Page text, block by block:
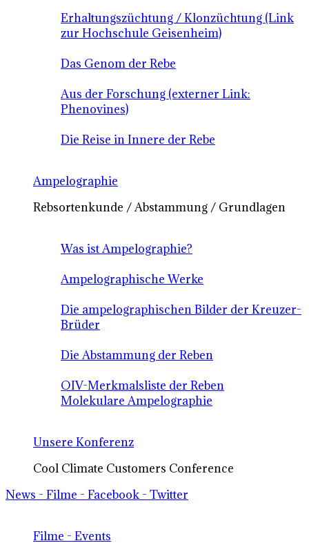
Erhaltungszüchtung / Klonzüchtung (Link
zur Hochschule Geisenheim)
Das Genom der Rebe
Aus der Forschung (externer Link:
Phenovines)
Die Reise in Innere der Rebe
Ampelographie
Rebsortenkunde / Abstammung / Grundlagen
Was ist Ampelographie?
Ampelographische Werke
Die ampelographischen Bilder der Kreuzer-
Brüder
Die Abstammung der Reben
OIV-Merkmalsliste der Reben
Molekulare Ampelographie
Unsere Konferenz
Cool Climate Customers Conference
News - Filme - Facebook - Twitter
Filme - Events